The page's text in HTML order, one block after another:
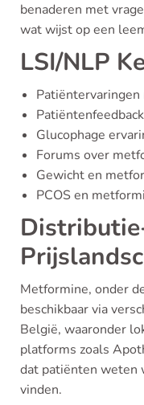
benaderen met
wat wijst op een
LSI/NLP
Patiëntenfeedback
Glucophage
Forums over
Gewicht en
PCOS en
Metformine, onder
beschikbaar via
België, waaronder
platforms zoals
dat patiënten weten
vinden.